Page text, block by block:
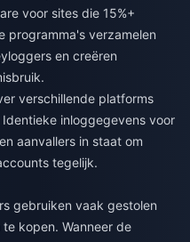
voor sites die 15%+
programma's verzamelen
en creëren
verschillende platforms
inloggegevens voor
aanvallers in staat om
tegelijk.
gebruiken vaak gestolen
kopen. Wanneer de